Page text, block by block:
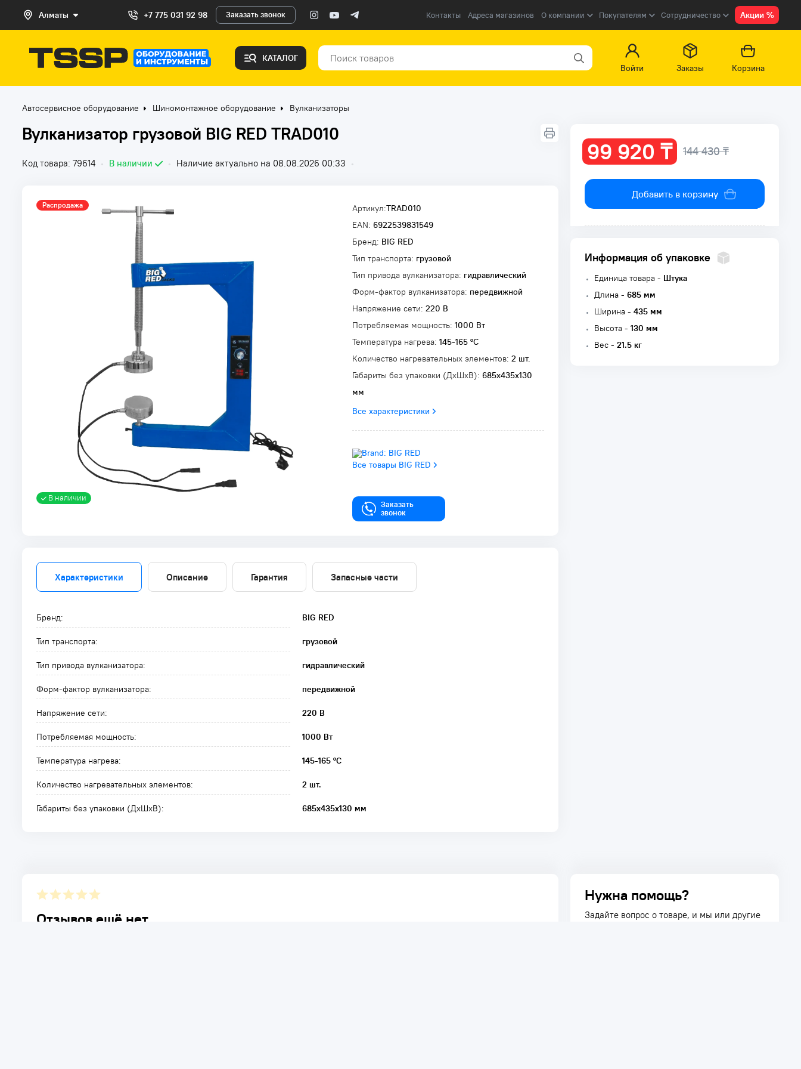
Алматы +7 775 031 92 98 Заказать звонок Контакты Адреса магазинов О компании Покупателям Сотрудничество Акции %
КАТАЛОГ
Войти
Заказы Корзина
Автосервисное оборудование Шиномонтажное оборудование Вулканизаторы
Вулканизатор грузовой BIG RED TRAD010
Код товара: 79614 • В наличии • Наличие актуально на 08.08.2026 00:33 •
В наличии
Распродажа Артикул:TRAD010
EAN: 6922539831549
Бренд: BIG RED
Тип транспорта: грузовой
Тип привода вулканизатора: гидравлический
Форм-фактор вулканизатора: передвижной
Напряжение сети: 220 В
Потребляемая мощность: 1000 Вт
Температура нагрева: 145-165 °C
Количество нагревательных элементов: 2 шт.
Габариты без упаковки (ДxШxВ): 685x435x130
мм
Все характеристики
Все товары BIG RED
Заказать
звонок
99 920 ₸ 144 430 ₸
Добавить в корзину
Информация об упаковке
Единица товара - Штука
Длина - 685 мм
Ширина - 435 мм
Высота - 130 мм
Вес - 21.5 кг
Характеристики Описание Гарантия Запасные части
Бренд: BIG RED
Тип транспорта: грузовой
Тип привода вулканизатора: гидравлический
Форм-фактор вулканизатора: передвижной
Напряжение сети: 220 В
Потребляемая мощность: 1000 Вт
Температура нагрева: 145-165 °C
Количество нагревательных элементов: 2 шт.
Габариты без упаковки (ДxШxВ): 685x435x130 мм
Отзывов ещё нет.
Нужна помощь?
Задайте вопрос о товаре, и мы или другие